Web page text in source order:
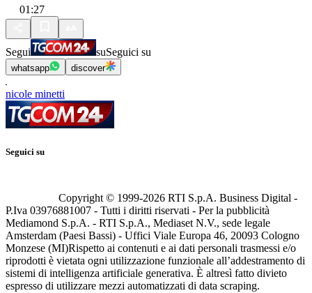
01:27
Segui suSeguici su
whatsapp discover
nicole minetti
Seguici su
Copyright © 1999-2026 RTI S.p.A. Business Digital -
P.Iva 03976881007 - Tutti i diritti riservati - Per la pubblicità
Mediamond S.p.A. - RTI S.p.A., Mediaset N.V., sede legale
Amsterdam (Paesi Bassi) - Uffici Viale Europa 46, 20093 Cologno
Monzese (MI)Rispetto ai contenuti e ai dati personali trasmessi e/o
riprodotti è vietata ogni utilizzazione funzionale all’addestramento di
sistemi di intelligenza artificiale generativa. È altresì fatto divieto
espresso di utilizzare mezzi automatizzati di data scraping.